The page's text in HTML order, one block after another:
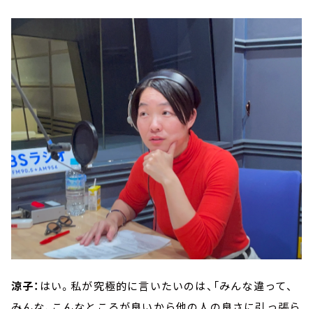
涼子： はい。私が究極的に言いたいのは、「みんな違って、